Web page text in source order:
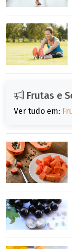
Frutas e
Ver tudo em: